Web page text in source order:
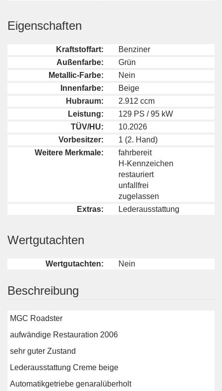
Eigenschaften
Kraftstoffart:
Benziner
Außenfarbe:
Grün
Metallic-Farbe:
Nein
Innenfarbe:
Beige
Hubraum:
2.912 ccm
Leistung:
129 PS / 95 kW
TÜV/HU:
10.2026
Vorbesitzer:
1 (2. Hand)
Weitere Merkmale:
fahrbereit
H-Kennzeichen
restauriert
unfallfrei
zugelassen
Extras:
Lederausstattung
Wertgutachten
Wertgutachten: Nein
Beschreibung
MGC Roadster
aufwändige Restauration 2006
sehr guter Zustand
Lederausstattung Creme beige
Automatikgetriebe genaralüberholt